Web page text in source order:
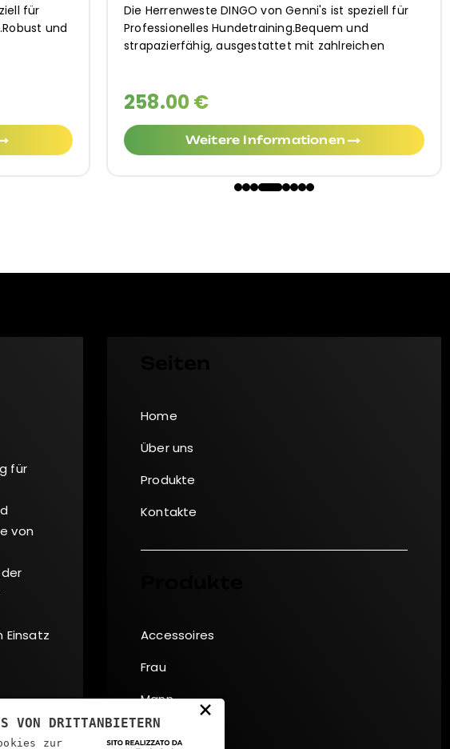
ist speziell für
und
Die DUKE Herren-Arbeitshose für Figuranten von
Genni’s ist speziell für Professionelles Hundetraining
geeignet. Widerstandsfähig und bequem,
317.00 €
Weitere Informationen
für
von
Einsatz
Home
Über uns
Produkte
Kontakte
Accessoires
Frau
Mann
×
VON DRITTANBIETERN
zur